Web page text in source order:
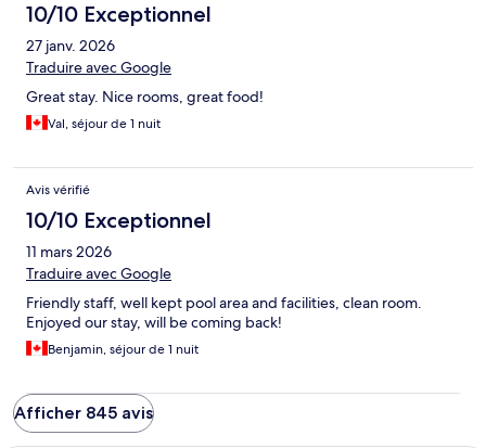
10/10 Exceptionnel
27 janv. 2026
Traduire avec Google
Great stay. Nice rooms, great food!
Val, séjour de 1 nuit
Avis vérifié
10/10 Exceptionnel
11 mars 2026
Traduire avec Google
Friendly staff, well kept pool area and facilities, clean room.
Enjoyed our stay, will be coming back!
Benjamin, séjour de 1 nuit
Afficher 845 avis